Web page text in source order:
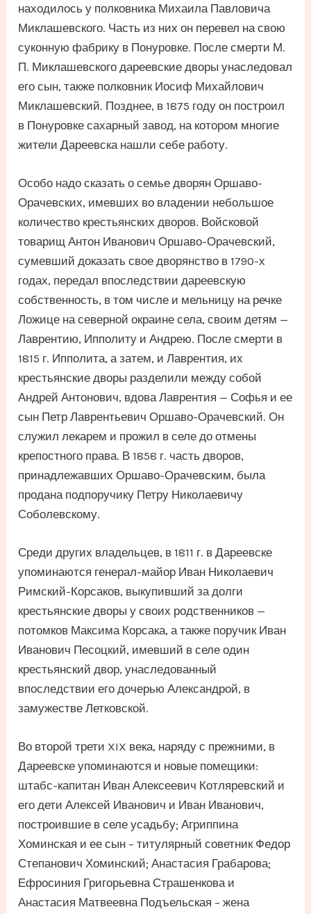
находилось у полковника Михаила Павловича
Миклашевского. Часть из них он перевел на свою
суконную фабрику в Понуровке. После смерти М.
П. Миклашевского дареевские дворы унаследовал
его сын, также полковник Иосиф Михайлович
Миклашевский. Позднее, в 1875 году он построил
в Понуровке сахарный завод, на котором многие
жители Дареевска нашли себе работу.
Особо надо сказать о семье дворян Оршаво-
Орачевских, имевших во владении небольшое
количество крестьянских дворов. Войсковой
товарищ Антон Иванович Оршаво-Орачевский,
сумевший доказать свое дворянство в 1790-х
годах, передал впоследствии дареевскую
собственность, в том числе и мельницу на речке
Ложице на северной окраине села, своим детям —
Лаврентию, Ипполиту и Андрею. После смерти в
1815 г. Ипполита, а затем, и Лаврентия, их
крестьянские дворы разделили между собой
Андрей Антонович, вдова Лаврентия — Софья и ее
сын Петр Лаврентьевич Оршаво-Орачевский. Он
служил лекарем и прожил в селе до отмены
крепостного права. В 1858 г. часть дворов,
принадлежавших Оршаво-Орачевским, была
продана подпоручику Петру Николаевичу
Соболевскому.
Среди других владельцев, в 1811 г. в Дареевске
упоминаются генерал-майор Иван Николаевич
Римский-Корсаков, выкупивший за долги
крестьянские дворы у своих родственников —
потомков Максима Корсака, а также поручик Иван
Иванович Песоцкий, имевший в селе один
крестьянский двор, унаследованный
впоследствии его дочерью Александрой, в
замужестве Летковской.
Во второй трети XIX века, наряду с прежними, в
Дареевске упоминаются и новые помещики:
штабс-капитан Иван Алексеевич Котляревский и
его дети Алексей Иванович и Иван Иванович,
построившие в селе усадьбу; Агриппина
Хоминская и ее сын – титулярный советник Федор
Степанович Хоминский; Анастасия Грабарова;
Ефросиния Григорьевна Страшенкова и
Анастасия Матвеевна Подъельская – жена